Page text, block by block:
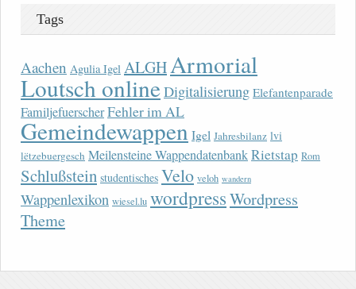
Tags
Aachen Agulia Igel ALGH Armorial
Loutsch onlineDigitalisierung Elefantenparade
FamiljefuerscherFehler im AL
Gemeindewappen Igel Jahresbilanz lvi
lëtzebuergesch Meilensteine WappendatenbankRietstap Rom
Schlußstein studentisches Velo veloh wandern
Wappenlexikon wiesel.lu wordpressWordpress
Theme